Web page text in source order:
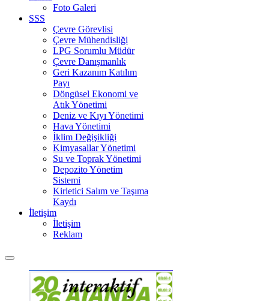
Foto Galeri
SSS
Çevre Görevlisi
Çevre Mühendisliği
LPG Sorumlu Müdür
Çevre Danışmanlık
Geri Kazanım Katılım
Payı
Döngüsel Ekonomi ve
Atık Yönetimi
Deniz ve Kıyı Yönetimi
Hava Yönetimi
İklim Değişikliği
Kimyasallar Yönetimi
Su ve Toprak Yönetimi
Depozito Yönetim
Sistemi
Kirletici Salım ve Taşıma
Kaydı
İletişim
İletişim
Reklam